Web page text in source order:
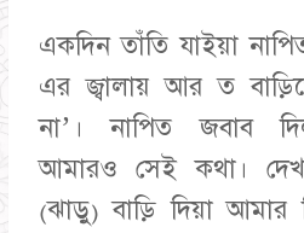
একদিন তাঁতি যাইয়া
এর জ্বালায় আর ত
না’। নাপিত জবাব
আমারও সেই কথা।
(ঝাড়ু) বাড়ি দিয়া